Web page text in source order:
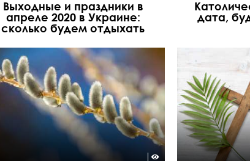
Выходные и праздники в
апреле 2020 в Украине:
сколько будем отдыхать
дата,